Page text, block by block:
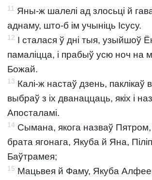
11 Яны-ж шалелі ад злосьці й
аднаму, што-б ім учыніць Ісусу.
12 І сталася ў дні тыя, узыйшоў
памаліцца, і прабыў усю ноч на
Божай.
13 Калі-ж настаў дзень, паклікаў
выбраў з іх дванаццаць, якіх і
Апосталамі.
14 Сымана, якога назваў Пятром,
брата ягонага, Якуба й Яна,
Баўтрамея;
15 Мацьвея й Фаму, Якуба